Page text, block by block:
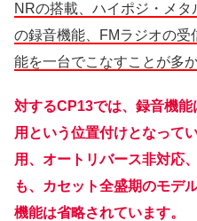
NRの搭載、ハイポジ・メ
の録音機能、FMラジオの
能を一台でこなすことが多
対するCP13では、録音機
用という位置付けとなって
用、オートリバース非対応
も、カセット全盛期のモデ
機能は省略されています。